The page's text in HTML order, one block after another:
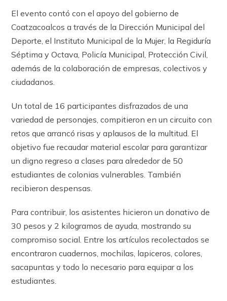
El evento contó con el apoyo del gobierno de
Coatzacoalcos a través de la Dirección Municipal del
Deporte, el Instituto Municipal de la Mujer, la Regiduría
Séptima y Octava, Policía Municipal, Protección Civil,
además de la colaboración de empresas, colectivos y
ciudadanos.
Un total de 16 participantes disfrazados de una
variedad de personajes, compitieron en un circuito con
retos que arrancó risas y aplausos de la multitud. El
objetivo fue recaudar material escolar para garantizar
un digno regreso a clases para alrededor de 50
estudiantes de colonias vulnerables. También
recibieron despensas.
Para contribuir, los asistentes hicieron un donativo de
30 pesos y 2 kilogramos de ayuda, mostrando su
compromiso social. Entre los artículos recolectados se
encontraron cuadernos, mochilas, lapiceros, colores,
sacapuntas y todo lo necesario para equipar a los
estudiantes.